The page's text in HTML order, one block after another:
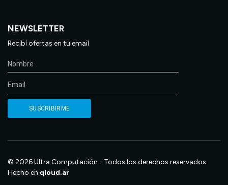
NEWSLETTER
Recibí ofertas en tu email
© 2026 Ultra Computación - Todos los derechos reservados.
Hecho en qloud.ar